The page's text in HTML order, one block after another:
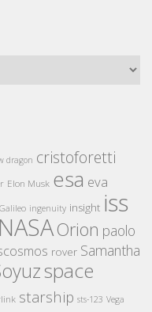
dragon cristoforetti
Elon Musk esa eva
Galileo ingenuity insight iss
NASAOrion paolo
rover Samantha
space
starship sts-123 Vega